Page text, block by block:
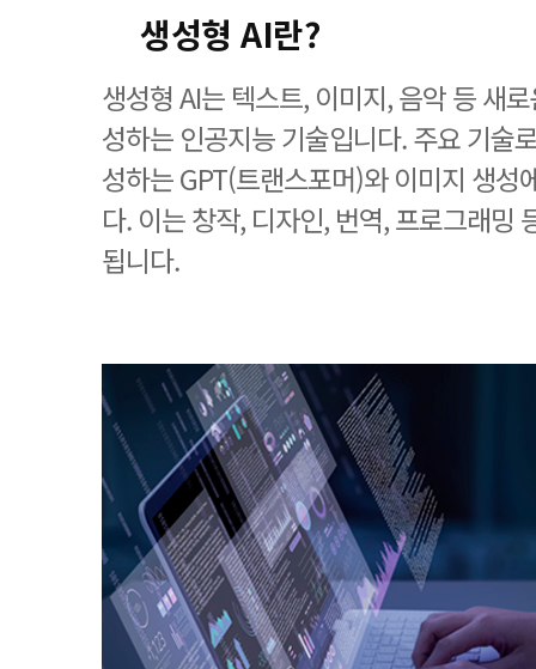
생성형 AI란?
생성형 AI는 텍스트, 이미지, 음악 등 새
성하는 인공지능 기술입니다. 주요 기술
성하는 GPT(트랜스포머)와 이미지 생성
다. 이는 창작, 디자인, 번역, 프로그래밍
됩니다.